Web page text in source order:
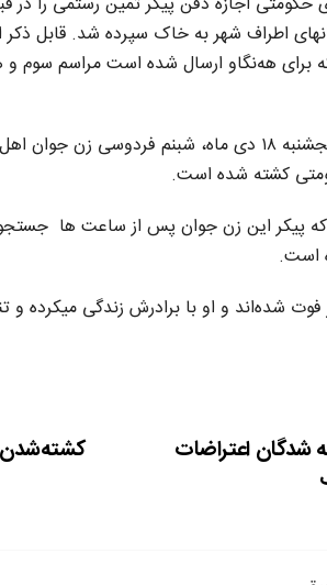
اطراف شهر به خاک سپرده شد. قابل
از سوی دیگر در جریان اعتراضات روز پنجشنبە ١٨ دی
کشته شده است.
که پیکر این زن جوان پس از ساعت ها
است.
فوت شدەاند و او با برادرش زندگی
کشته‌شدن
شدگان اعتراضات